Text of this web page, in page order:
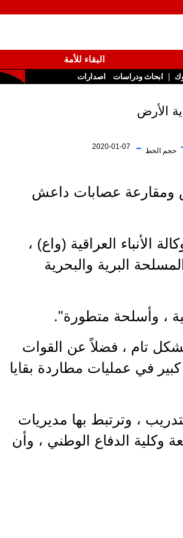
البقاء للأمة
| ابحاث ودراسات اصدارات
الأرض
حجم الخط -
2020-01-07
ومقارعة عصابات داعش
الأنباء العراقية (واع) ،
البرية والبحرية
، وأسلحة متطورة".
تام ، فضلاً عن القوات
في عمليات مطاردة بقايا
، وترتبط بها مديريات
وكلية الدفاع الوطني ، وأن